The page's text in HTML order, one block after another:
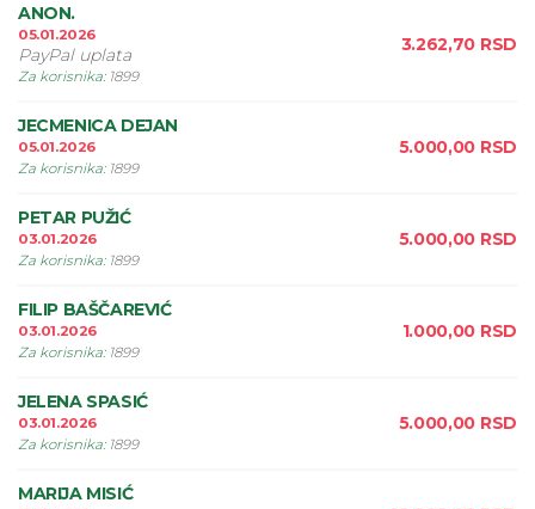
ANON.
05.01.2026
PayPal uplata
Za korisnika: 1899
3.262,70 RSD
JECMENICA DEJAN
05.01.2026
Za korisnika: 1899
5.000,00 RSD
PETAR PUŽIĆ
03.01.2026
Za korisnika: 1899
5.000,00 RSD
FILIP BAŠČAREVIĆ
03.01.2026
Za korisnika: 1899
1.000,00 RSD
JELENA SPASIĆ
03.01.2026
Za korisnika: 1899
5.000,00 RSD
MARIJA MISIĆ